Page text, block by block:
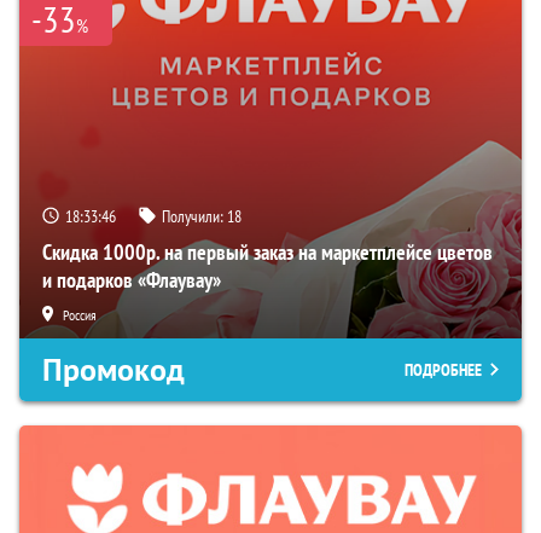
-33%
18:33:45 Получили: 18
Скидка 1000р. на первый заказ на маркетплейсе цветов
и подарков «Флаувау»
Россия
Промокод ПОДРОБНЕЕ